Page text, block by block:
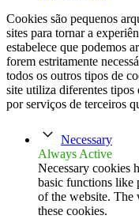
Cookies são pequenos
sites para tornar a
estabelece que podemos
forem estritamente
todos os outros tipos de
site utiliza diferentes
por serviços de terceiros
Necessary
Always Active
Necessary cookies
basic functions like
of the website. The
these cookies.